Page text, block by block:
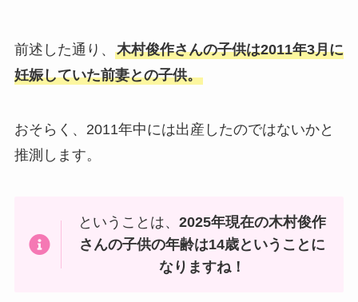
前述した通り、 木村俊作さんの子供は2011年3月に
妊娠していた前妻との子供。
おそらく、2011年中には出産したのではないかと
推測します。
ということは、2025年現在の木村俊作
さんの子供の年齢は14歳ということに
なりますね！